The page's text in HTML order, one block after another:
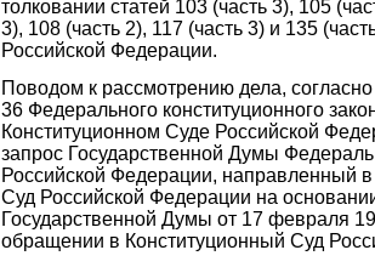
толковании статей 103 (часть 3), 105
3), 108 (часть 2), 117 (часть 3) и 135
Российской Федерации.
Поводом к рассмотрению дела, согласно
36 Федерального конституционного
Конституционном Суде Российской
запрос Государственной Думы
Российской Федерации, направленный
Суд Российской Федерации на
Государственной Думы от 17 февраля
обращении в Конституционный Суд